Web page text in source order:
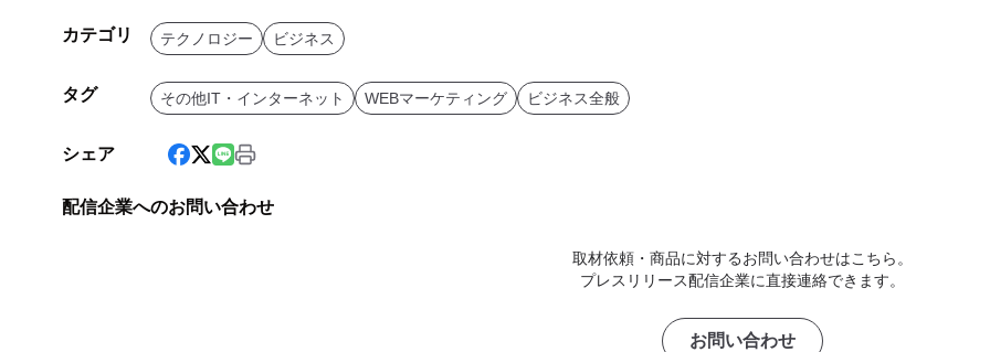
カテゴリ テクノロジー ビジネス
タグ その他IT・インターネット WEBマーケティング ビジネス全般
シェア
配信企業へのお問い合わせ
取材依頼・商品に対するお問い合わせはこちら。
プレスリリース配信企業に直接連絡できます。
お問い合わせ